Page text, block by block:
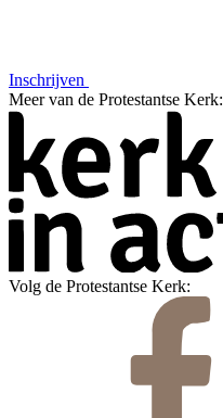
Inschrijven
Meer van de Protestantse Kerk:
Volg de Protestantse Kerk: